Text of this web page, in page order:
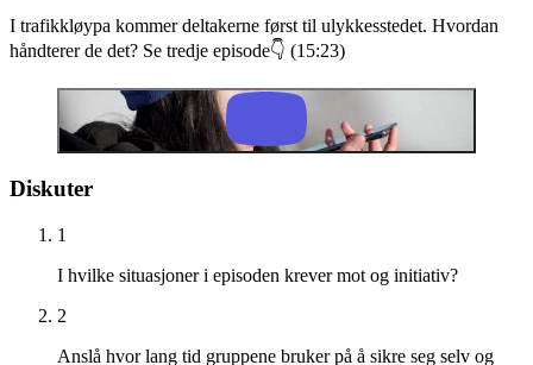
I trafikkløypa kommer deltakerne først til ulykkesstedet. Hvordan
håndterer de det? Se tredje episode👇 (15:23)
Diskuter
1
I hvilke situasjoner i episoden krever mot og initiativ?
2
Anslå hvor lang tid gruppene bruker på å sikre seg selv og